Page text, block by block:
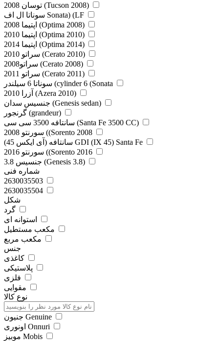
توسان 2008 (Tucson 2008)
سوناتا ال اف Sonata) (LF
اپتیما 2008 (Optima 2008)
اپتیما 2010 (Optima 2010)
اپتیما 2014 (Optima 2014)
سراتو 2010 (Cerato 2010)
سراتو2008 (Cerato 2008)
سراتو 2011 (Cerato 2011)
سوناتا 6 سیلندر (cylinder 6 (Sonata
آزرا 2010 (Azera 2010)
جنسیس سدان (Genesis sedan)
گرنجور (grandeur)
سانتافه 3500 سی سی (Santa Fe 3500 CC)
سورنتو 2008 ((Sorento 2008
سانتافه (آی ایکس 45) GDI (IX 45) Santa Fe
سورنتو 2016 ((Sorento 2016
جنسیس 3.8 (Genesis 3.8)
شماره فنی
2630035503
2630035504
شکل
جنس
نوع کالا
جنیون Genuine
اونوری Onnuri
موبیز Mobis